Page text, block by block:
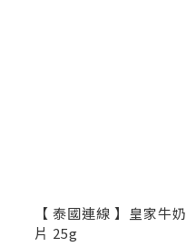
【 泰國連線 】皇家牛奶
片 25g